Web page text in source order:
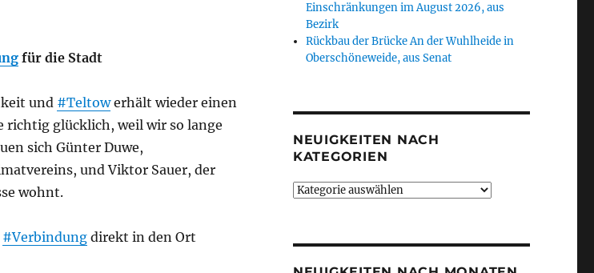
für die Stadt
und #Teltowerhält wieder einen
glücklich, weil wir so lange
sich Günter Duwe,
und Viktor Sauer, der
wohnt.
#Verbindungdirekt in den Ort
Einschränkungen im August 2026, aus
Bezirk
Rückbau der Brücke An der Wuhlheide in
Oberschöneweide, aus Senat
NEUIGKEITEN NACH
KATEGORIEN
Neuigkeiten